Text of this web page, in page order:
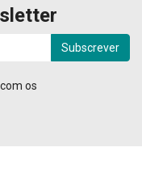
Subscrever
os